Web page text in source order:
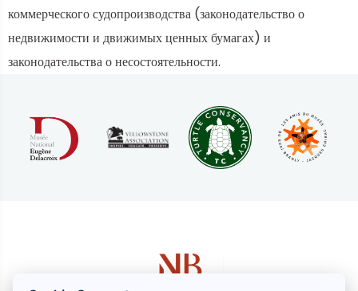
коммерческого судопроизводства (законодательство о
недвижимости и движимых ценных бумагах) и
законодательства о несостоятельности.